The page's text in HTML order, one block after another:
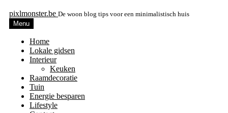
pixlmonster.be De woon blog tips voor een minimalistisch huis
Menu
Home
Lokale gidsen
Interieur
Keuken
Raamdecoratie
Tuin
Energie besparen
Lifestyle